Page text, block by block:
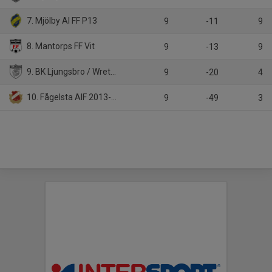
7. Mjölby AI FF P13 9 -11 9
8. Mantorps FF Vit 9 -13 9
9. BK Ljungsbro / Wreta P13 Vit 9 -20 4
10. Fågelsta AIF 2013-14 9 -49 3